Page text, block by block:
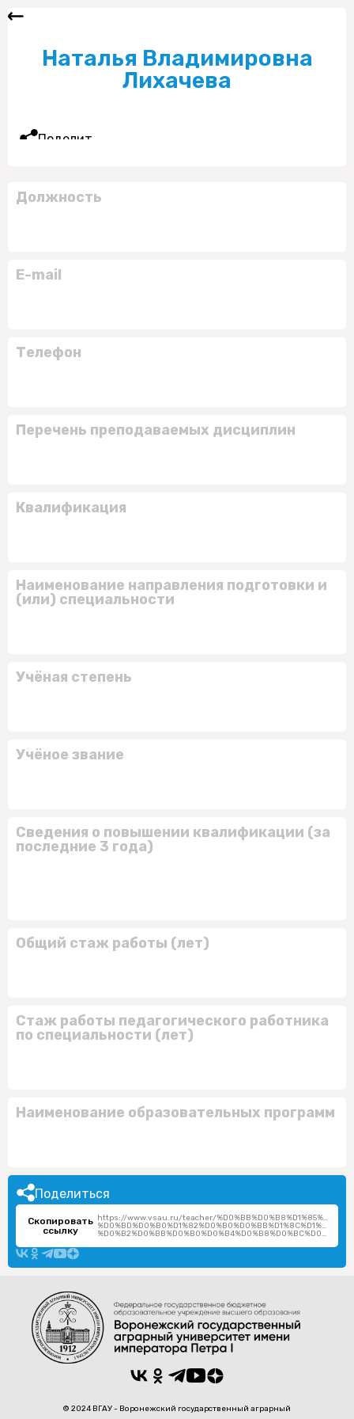
Наталья Владимировна
Лихачева
Поделиться
Должность
E-mail
Телефон
Перечень преподаваемых дисциплин
Квалификация
Наименование направления подготовки и
(или) специальности
Учёная степень
Учёное звание
Сведения о повышении квалификации (за
последние 3 года)
Общий стаж работы (лет)
Стаж работы педагогического работника
по специальности (лет)
Наименование образовательных программ
Поделиться
Скопировать
ссылку
https://www.vsau.ru/teacher/
%D0%BD%D0%B0%D1%82%D0%B0%D0%BB%D1%8C%D1%8F-
%D0%B2%D0%BB%D0%B0%D0%B4%D0%B8%D0%BC%D0%B8%D1%80%D0%BE%D0%B2%D0%BD%D0%B0/
© 2024 ВГАУ - Воронежский государственный аграрный